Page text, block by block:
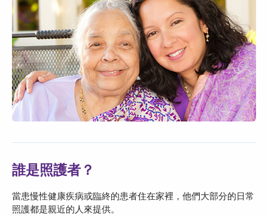
誰是照護者？
當患慢性健康疾病或臨終的患者住在家裡，他們大部分的日常
照護都是親近的人來提供。